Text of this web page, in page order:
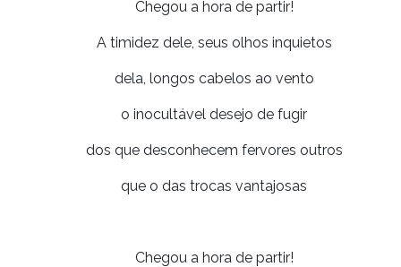
Chegou a hora de partir!
A timidez dele, seus olhos inquietos
dela, longos cabelos ao vento
o inocultável desejo de fugir
dos que desconhecem fervores outros
que o das trocas vantajosas
Chegou a hora de partir!